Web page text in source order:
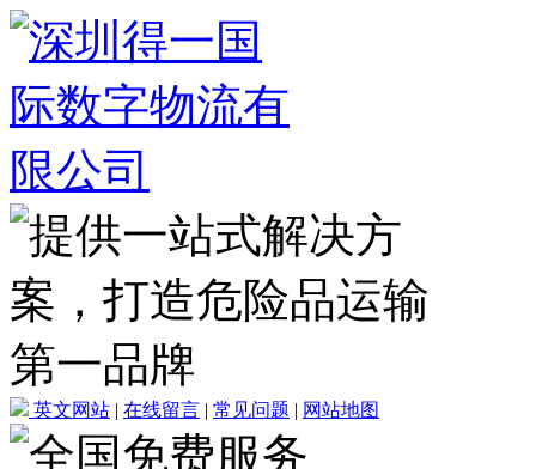
英文网站 | 在线留言 | 常见问题 | 网站地图